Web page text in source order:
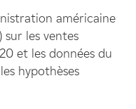
américaine
les ventes
et les données du
hypothèses